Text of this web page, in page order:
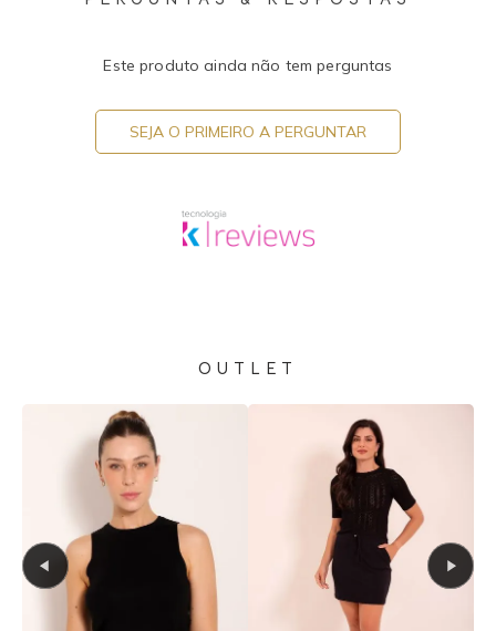
Este produto ainda não tem perguntas
SEJA O PRIMEIRO A PERGUNTAR
OUTLET